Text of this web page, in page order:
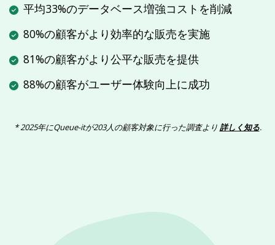
平均33%のデータベース増強コストを削減
80%の顧客がより効率的な販売を実施
81%の顧客がより公平な販売を提供
88%の顧客がユーザー体験向上に成功
* 2025年にQueue-itが203人の顧客対象に行った調査より 詳しく知る.